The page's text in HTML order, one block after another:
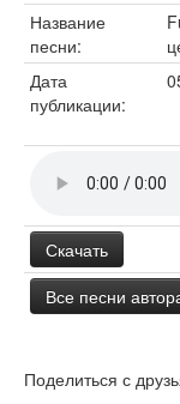
Название
песни:
Дата
публикации:
Скачать
Все песни
Поделиться с